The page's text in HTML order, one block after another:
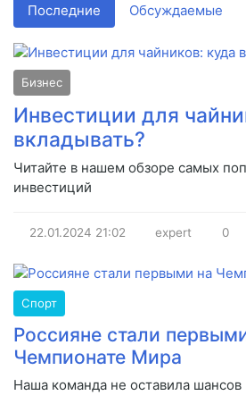
Последние Обсуждаемые
Бизнес
Инвестиции для
вкладывать?
Читайте в нашем обзоре самых
инвестиций
22.01.2024 21:02 expert 0
Спорт
Россияне стали
Чемпионате Мира
Наша команда не оставила шансов